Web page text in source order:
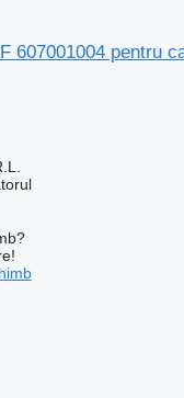
607001004 pentru